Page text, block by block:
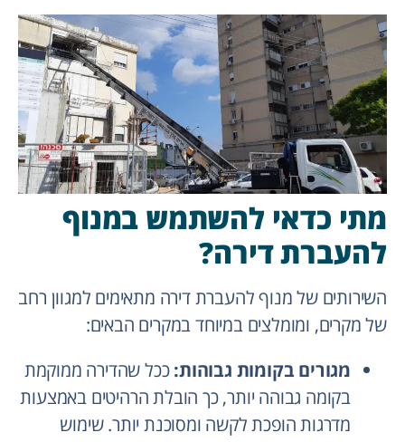
מתי כדאי להשתמש במנוף
להעברת דירה?
השירותים של מנוף להעברת דירה מתאימים למגוון רחב
של מקרים, ומומלצים במיוחד במקרים הבאים:
מגורים בקומות גבוהות:ככל שהדירה ממוקמת
בקומה גבוהה יותר, כך הובלת הרהיטים באמצעות
מדרגות הופכת לקשה ומסוכנת יותר. שימוש